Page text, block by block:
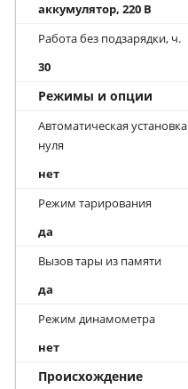
аккумулятор, 220 В
Работа без подзарядки, ч.
30
Режимы и опции
Автоматическая установка
нуля
нет
Режим тарирования
да
Вызов тары из памяти
да
Режим динамометра
нет
Происхождение